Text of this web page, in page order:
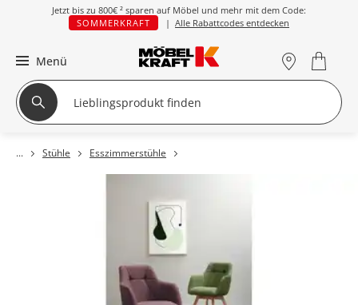
Jetzt bis zu 800€ ² sparen auf Möbel und mehr mit dem Code:
SOMMERKRAFT
| Alle Rabattcodes entdecken
Menü
Stühle Esszimmerstühle